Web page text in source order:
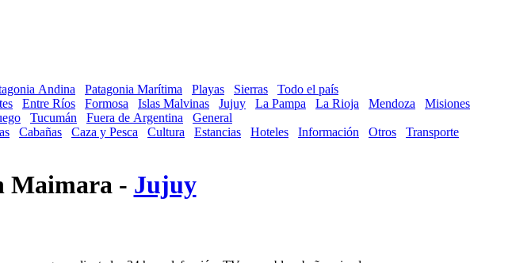
Andina Patagonia Marítima Playas Sierras
Todo el país
Entre Ríos Formosa Islas Malvinas Jujuy La Pampa La Rioja Mendoza
Misiones
Tucumán Fuera de Argentina
General
Cabañas Caza y Pesca Cultura Estancias Hoteles Información Otros
Transporte
Maimara - Jujuy